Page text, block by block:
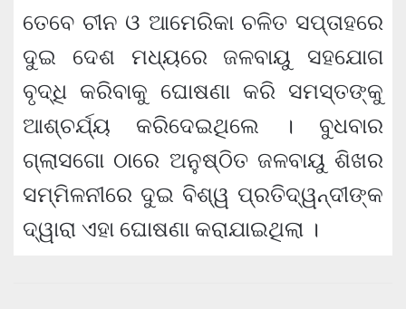
ତେବେ ଚୀନ ଓ ଆମେରିକା ଚଳିତ ସପ୍ତାହରେ
ଦୁଇ ଦେଶ ମଧ୍ୟରେ ଜଳବାୟୁ ସହଯୋଗ
ବୃଦ୍ଧି କରିବାକୁ ଘୋଷଣା କରି ସମସ୍ତଙ୍କୁ
ଆଶ୍ଚର୍ଯ୍ୟ କରିଦେଇଥିଲେ । ବୁଧବାର
ଗ୍ଲାସଗୋ ଠାରେ ଅନୁଷ୍ଠିତ ଜଳବାୟୁ ଶିଖର
ସମ୍ମିଳନୀରେ ଦୁଇ ବିଶ୍ୱ ପ୍ରତିଦ୍ୱନ୍ଦୀଙ୍କ
ଦ୍ୱାରା ଏହା ଘୋଷଣା କରାଯାଇଥିଲା ।